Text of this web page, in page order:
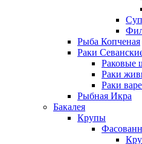
Рыба Копченая
Раки
Раковые
Раки
Раки
Рыбная Икра
Бакалея
Крупы